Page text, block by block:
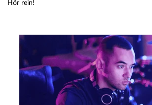
Hör rein!